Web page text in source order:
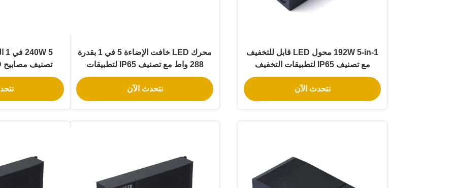
192W 5-in-1 محول LED قابل للتخفيف
مع تصنيف IP65 لتطبيقات التخفيف
العالمي للمرحلة
نتحدث الآن
محرك LED خافت الإضاءة 5 في 1 بقدرة
288 واط مع تصنيف IP65 لتطبيقات
الإضاءة العامة
نتحدث الآن
الطاقة LED الضوئي